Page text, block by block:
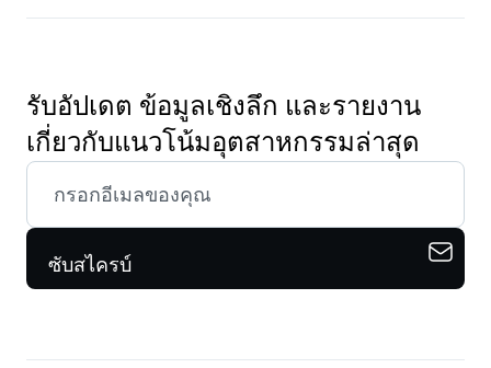
รับอัปเดต ข้อมูลเชิงลึก และรายงาน
เกี่ยวกับแนวโน้มอุตสาหกรรมล่าสุด
ซับสไครบ์